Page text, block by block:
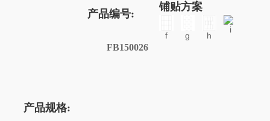
产品编号:
FB150026
产品规格:
铺贴方案
f g h
i